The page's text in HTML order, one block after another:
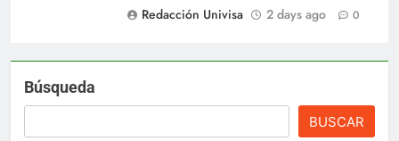
Redacción Univisa
2 days ago 0
Búsqueda
BUSCAR